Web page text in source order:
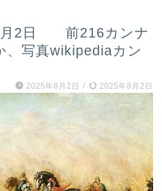
月2日 前216カンナ
、写真wikipediaカン
2025年8月2日 / 2025年8月2日